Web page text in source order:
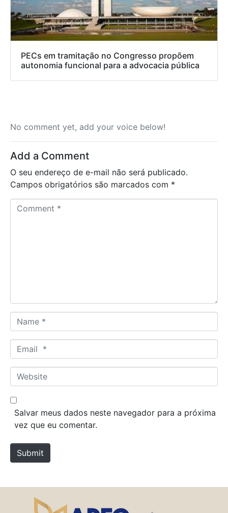
PECs em tramitação no Congresso propõem
autonomia funcional para a advocacia pública
No comment yet, add your voice below!
Add a Comment
O seu endereço de e-mail não será publicado.
Campos obrigatórios são marcados com *
a
m
*
m
a
*
W
e
b
e
Salvar meus dados neste navegador para a próxima
vez que eu comentar.
Submit